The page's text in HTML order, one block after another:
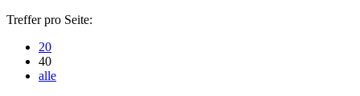
Treffer pro Seite:
20
40
alle